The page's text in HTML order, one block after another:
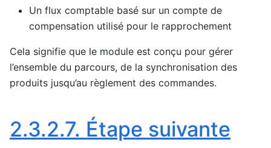
Un flux comptable basé sur un compte de
compensation utilisé pour le rapprochement
Cela signifie que le module est conçu pour gérer
l’ensemble du parcours, de la synchronisation des
produits jusqu’au règlement des commandes.
2.3.2.7. Étape suivante